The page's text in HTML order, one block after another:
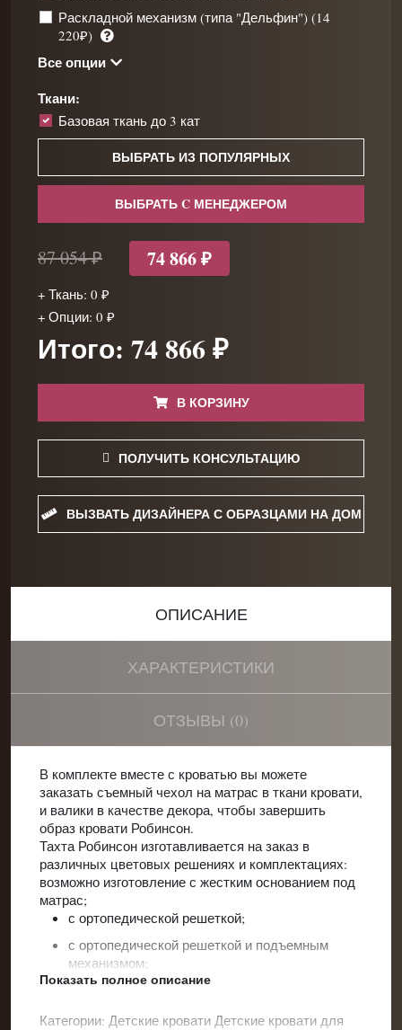
Раскладной механизм (типа "Дельфин") (14
220₽)
Все опции
Ткани:
Базовая ткань до 3 кат
ВЫБРАТЬ ИЗ ПОПУЛЯРНЫХ
ВЫБРАТЬ C МЕНЕДЖЕРОМ
87 054 ₽ 74 866 ₽
+ Ткань: 0 ₽
+ Опции: 0 ₽
Итого: 74 866 ₽
В КОРЗИНУ
ПОЛУЧИТЬ КОНСУЛЬТАЦИЮ
ВЫЗВАТЬ ДИЗАЙНЕРА С ОБРАЗЦАМИ НА ДОМ
ОПИСАНИЕ
ХАРАКТЕРИСТИКИ
ОТЗЫВЫ (0)
В комплекте вместе с кроватью вы можете
заказать съемный чехол на матрас в ткани кровати,
и валики в качестве декора, чтобы завершить
образ кровати Робинсон.
Тахта Робинсон изготавливается на заказ в
различных цветовых решениях и комплектациях:
возможно изготовление с жестким основанием под
матрас;
с ортопедической решеткой;
с ортопедической решеткой и подъемным
механизмом;
с выдвижными ящиками;
с дополнительным спальным местом!
Показать полное описание
Категории: Детские кровати Детские кровати для